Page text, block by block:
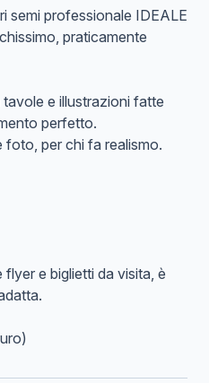
semi professionale IDEALE
praticamente
e illustrazioni fatte
perfetto.
foto, per chi fa realismo.
e biglietti da visita, è